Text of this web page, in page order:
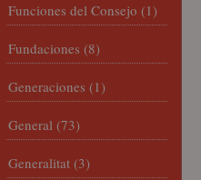
Funciones del Consejo (1)
Fundaciones (8)
Generaciones (1)
General (73)
Generalitat (3)